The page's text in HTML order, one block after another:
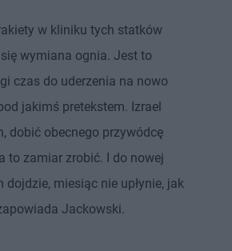
w kliniku tych statków
wymiana ognia. Jest to
czas do uderzenia na nowo
jakimś pretekstem. Izrael
dobić obecnego przywódcę
to zamiar zrobić. I do nowej
dojdzie, miesiąc nie upłynie, jak
Jackowski.